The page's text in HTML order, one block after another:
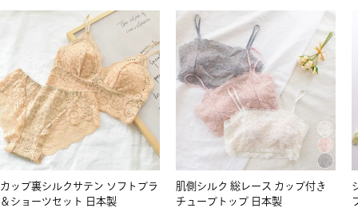
カップ裏シルクサテン ソフトブラ
＆ショーツセット 日本製
肌側シルク 総レース カップ付き
チューブトップ 日本製